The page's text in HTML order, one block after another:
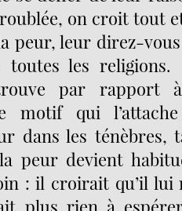
on croit tout
peur, leur direz-
toutes les religions.
par rapport
motif qui
dans les ténèbres,
peur devient
: il croirait qu’il lui